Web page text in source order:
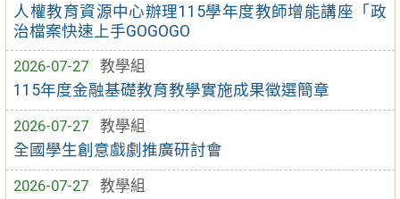
人權教育資源中心辦理115學年度教師增能講座「政
治檔案快速上手GOGOGO
2026-07-27
教學組
115年度金融基礎教育教學實施成果徵選簡章
2026-07-27
教學組
全國學生創意戲劇推廣研討會
2026-07-27
教學組